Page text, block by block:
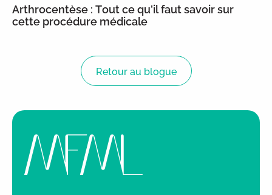
Arthrocentèse : Tout ce qu’il faut savoir sur
cette procédure médicale
Retour au blogue